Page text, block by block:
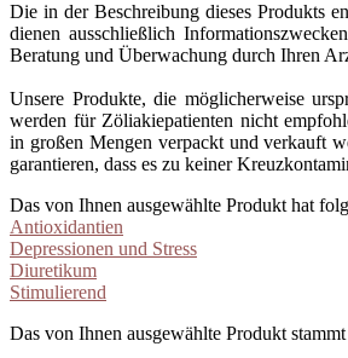
Die in der Beschreibung dieses Produkts
dienen ausschließlich
Beratung und Überwachung durch Ihren
Unsere Produkte, die möglicherweise
werden für Zöliakiepatienten nicht
in großen Mengen verpackt und verkauft
garantieren, dass es zu keiner
Das von Ihnen ausgewählte Produkt hat
Antioxidantien
Depressionen und Stress
Diuretikum
Stimulierend
Das von Ihnen ausgewählte Produkt